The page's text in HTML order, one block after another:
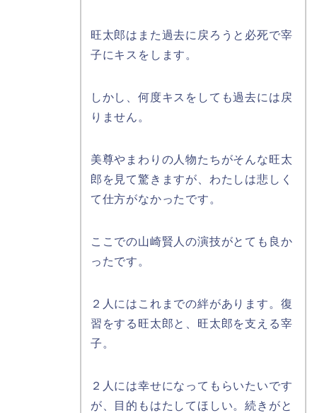
旺太郎はまた過去に戻ろうと必死で宰
子にキスをします。
しかし、何度キスをしても過去には戻
りません。
美尊やまわりの人物たちがそんな旺太
郎を見て驚きますが、わたしは悲しく
て仕方がなかったです。
ここでの山崎賢人の演技がとても良か
ったです。
２人にはこれまでの絆があります。復
習をする旺太郎と、旺太郎を支える宰
子。
２人には幸せになってもらいたいです
が、目的もはたしてほしい。続きがと